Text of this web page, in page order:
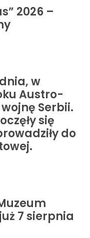
2026 –
w
Austro-
Serbii.
się
do
7 sierpnia